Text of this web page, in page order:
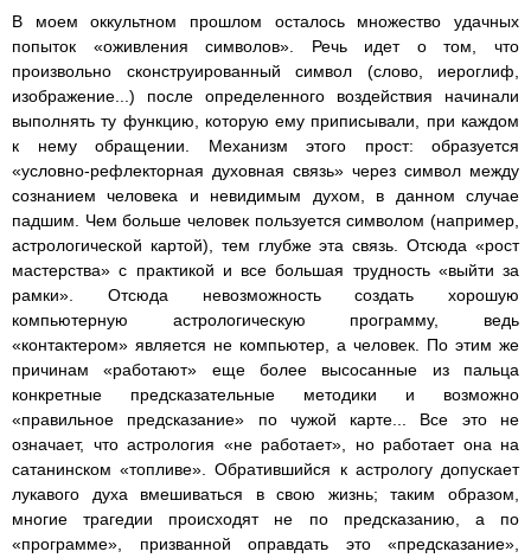
В моем оккультном прошлом осталось множество удачных
попыток «оживления символов». Речь идет о том, что
произвольно сконструированный символ (слово, иероглиф,
изображение...) после определенного воздействия начинали
выполнять ту функцию, которую ему приписывали, при каждом
к нему обращении. Механизм этого прост: образуется
«условно-рефлекторная духовная связь» через символ между
сознанием человека и невидимым духом, в данном случае
падшим. Чем больше человек пользуется символом (например,
астрологической картой), тем глубже эта связь. Отсюда «рост
мастерства» с практикой и все большая трудность «выйти за
рамки». Отсюда невозможность создать хорошую
компьютерную астрологическую программу, ведь
«контактером» является не компьютер, а человек. По этим же
причинам «работают» еще более высосанные из пальца
конкретные предсказательные методики и возможно
«правильное предсказание» по чужой карте... Все это не
означает, что астрология «не работает», но работает она на
сатанинском «топливе». Обратившийся к астрологу допускает
лукавого духа вмешиваться в свою жизнь; таким образом,
многие трагедии происходят не по предсказанию, а по
«программе», призванной оправдать это «предсказание»,